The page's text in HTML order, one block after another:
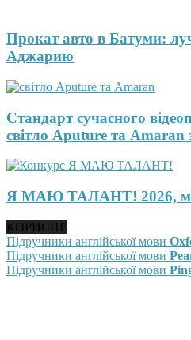
Прокат авто в Батуми:
Аджарию
Стандарт сучасного
світло Aputure та Amaran
Я МАЮ ТАЛАНТ! 2026,
КОРИСНЕ
Підручники англійської мови
Підручники англійської мови
Підручники англійської мови